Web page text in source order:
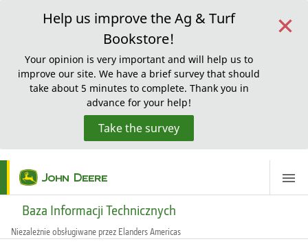
Help us improve the Ag & Turf
Bookstore!
Your opinion is very important and will help us to
improve our site. We have a brief survey that should
take about 5 minutes to complete. Thank you in
advance for your help!
Take the survey
×
ScreenReaderLoadingMessage
Baza Informacji Technicznych
Niezależnie obsługiwane przez Elanders Americas